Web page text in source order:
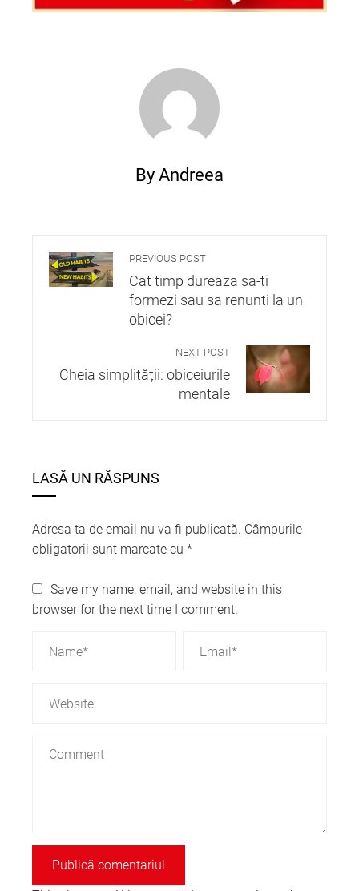
By Andreea
PREVIOUS POST
Cat timp dureaza sa-ti
formezi sau sa renunti la un
obicei?
NEXT POST
Cheia simplității: obiceiurile
mentale
LASĂ UN RĂSPUNS
Adresa ta de email nu va fi publicată. Câmpurile
obligatorii sunt marcate cu *
Save my name, email, and website in this
browser for the next time I comment.